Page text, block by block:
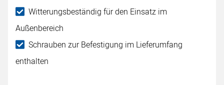
Witterungsbeständig für den Einsatz im
Außenbereich
Schrauben zur Befestigung im Lieferumfang
enthalten